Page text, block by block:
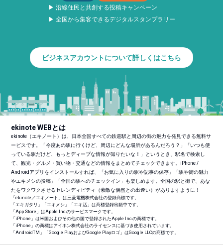
▶ 沿線住民と共創する投稿キャンペーン
▶ 全国から集客できるデジタルスタンプラリー
ビジネスアカウントについて詳しくはこちら
ekinote WEBとは
ekinote（エキノート）は、日本全国すべての鉄道駅と周辺の街の魅力を発見できる無料サ
ービスです。「今度あの駅に行くけど、周辺にどんな場所があるんだろう？」「いつも使
っている駅だけど、もっとディープな情報が知りたいな！」というとき、駅名で検索し
て、観光・グルメ・買い物・交通などの情報をまとめてチェックできます。iPhone /
Androidアプリをインストールすれば、「お気に入りの駅や記事の保存」「駅や街の魅力
やエキメシの投稿」「全国の駅へのチェックイン」も楽しめます。全国の駅と街で、あな
たをワクワクさせるセレンディピティ（素敵な偶然との出逢い）がありますように！
「ekinote／エキノート」は三菱電機株式会社の登録商標です。
「エキガタリ」「エキメシ」「エキ活」は商標登録出願中です。
「App Store」はApple Inc.のサービスマークです。
「iPhone」は米国およびその他の国で登録されたApple Inc.の商標です。
「iPhone」の商標はアイホン株式会社のライセンスに基づき使用されています。
「AndroidTM 」「Google PlayおよびGoogle Playロゴ」はGoogle LLCの商標です。